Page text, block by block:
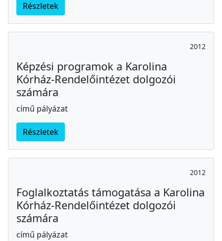
Részletek
2012
Képzési programok a Karolina
Kórház-Rendelőintézet dolgozói
számára
című pályázat
Részletek
2012
Foglalkoztatás támogatása a Karolina
Kórház-Rendelőintézet dolgozói
számára
című pályázat